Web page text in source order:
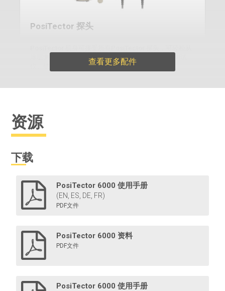
PosiTector 探头
涂层测厚仪转换为表面轮廓仪、露点仪、可溶性盐测试
仪、硬度计和超声波测厚仪。
这款蓝牙打印机由电池驱动，重量轻，通过蓝牙打印读数
和统计汇总表，Advanced 。
查看更多配件
资源
下载
PosiTector 6000 使用手册
(EN, ES, DE, FR)
PDF文件
PosiTector 6000 资料
PDF文件
PosiTector 6000 使用手册